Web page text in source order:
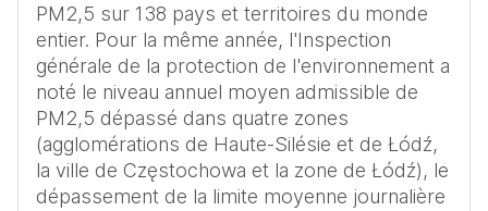
PM2,5 sur 138 pays et territoires du monde
entier. Pour la même année, l'Inspection
générale de la protection de l'environnement a
noté le niveau annuel moyen admissible de
PM2,5 dépassé dans quatre zones
(agglomérations de Haute-Silésie et de Łódź,
la ville de Częstochowa et la zone de Łódź), le
dépassement de la limite moyenne journalière